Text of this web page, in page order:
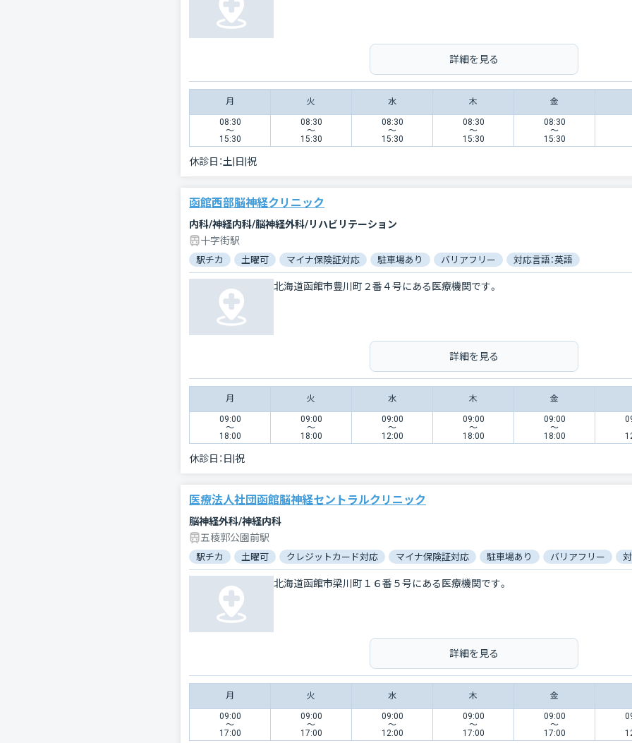
詳細を見る
月 火 水 木 金
08:30
〜
15:30
08:30
〜
15:30
08:30
〜
15:30
08:30
〜
15:30
08:30
〜
15:30
休診日：土|日|祝
函館西部脳神経クリニック
内科/神経内科/脳神経外科/リハビリテーション
十字街駅
駅チカ 土曜可 マイナ保険証対応 駐車場あり バリアフリー 対応言語：英語
北海道函館市豊川町２番４号にある医療機関です。
詳細を見る
月 火 水 木 金
09:00
〜
18:00
09:00
〜
18:00
09:00
〜
12:00
09:00
〜
18:00
09:00
〜
18:00
休診日： 日|祝
医療法人社団函館脳神経セントラルクリニック
脳神経外科/神経内科
五稜郭公園前駅
駅チカ 土曜可 クレジットカード対応 マイナ保険証対応 駐車場あり バリアフリー
北海道函館市梁川町１６番５号にある医療機関です。
詳細を見る
月 火 水 木 金
09:00
〜
17:00
09:00
〜
17:00
09:00
〜
12:00
09:00
〜
17:00
09:00
〜
17:00